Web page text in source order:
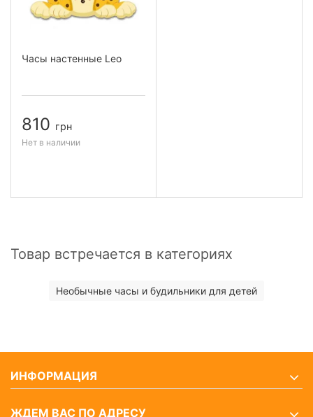
Часы настенные Leo
810 грн
Нет в наличии
Товар встречается в категориях
Необычные часы и будильники для детей
ИНФОРМАЦИЯ
ЖДЕМ ВАС ПО АДРЕСУ